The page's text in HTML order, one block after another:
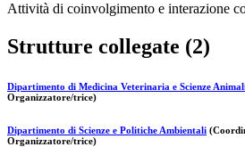
Attività di coinvolgimento e interazione
Strutture collegate (2)
Dipartimento di Medicina Veterinaria e Scienze
Organizzatore/trice)
Dipartimento di Scienze e Politiche Ambientali
Organizzatore/trice)